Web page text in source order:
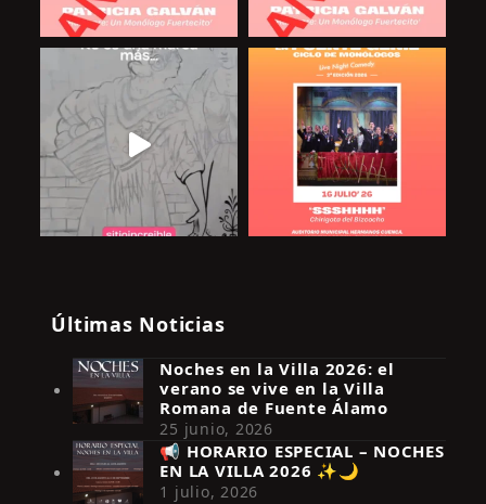
Síguenos en Instagram
Últimas Noticias
Noches en la Villa 2026: el
verano se vive en la Villa
Romana de Fuente Álamo
25 junio, 2026
📢 HORARIO ESPECIAL – NOCHES
EN LA VILLA 2026 ✨🌙
1 julio, 2026